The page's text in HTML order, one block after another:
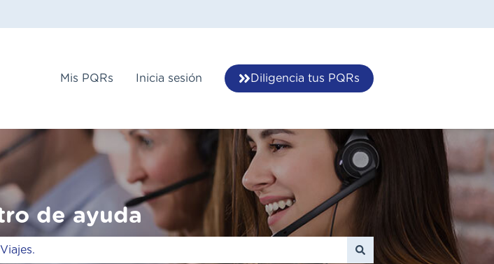
Mis PQRs Inicia sesión Diligencia tus PQRs
de ayuda